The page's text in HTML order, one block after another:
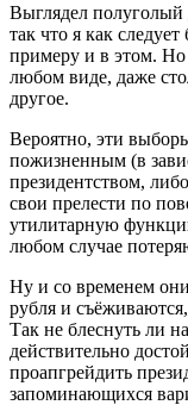
Выглядел полуголый
так что я как
примеру и в этом. Но
любом виде, даже
другое.
Вероятно, эти
пожизненным (в
президентством,
свои прелести по
утилитарную
любом случае
Ну и со временем
рубля и
Так не блеснуть ли
действительно
проапгрейдить
запоминающихся